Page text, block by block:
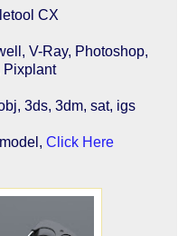
CX
V-Ray, Photoshop,
Pixplant
3ds, 3dm, sat, igs
Click Here